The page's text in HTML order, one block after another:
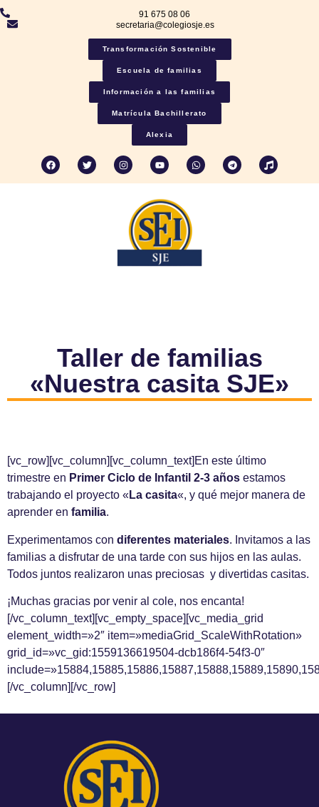
91 675 08 06
secretaria@colegiosje.es
Transformación Sostenible
Escuela de familias
Información a las familias
Matrícula Bachillerato
Alexia
Taller de familias
«Nuestra casita SJE»
[vc_row][vc_column][vc_column_text]En este último
trimestre en Primer Ciclo de Infantil 2-3 años estamos
trabajando el proyecto « La casita«, y qué mejor manera de
aprender en familia.
Experimentamos con diferentes materiales. Invitamos a las
familias a disfrutar de una tarde con sus hijos en las aulas.
Todos juntos realizaron unas preciosas y divertidas casitas.
¡Muchas gracias por venir al cole, nos encanta!
[/vc_column_text][vc_empty_space][vc_media_grid
element_width=»2″ item=»mediaGrid_ScaleWithRotation»
grid_id=»vc_gid:1559136619504-dcb186f4-54f3-0″
[/vc_column][/vc_row]